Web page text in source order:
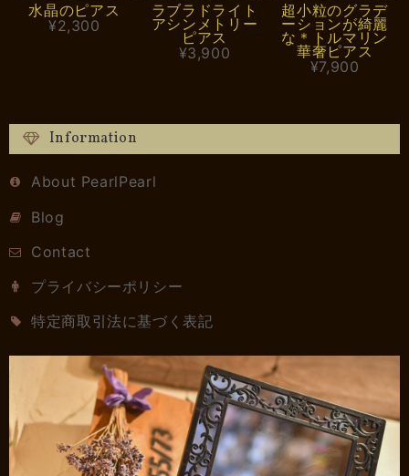
水晶のピアス
¥2,300
ラブラドライト
アシンメトリー
ピアス
¥3,900
超小粒のグラデ
ーションが綺麗
な＊トルマリン
華奢ピアス
¥7,900
Information
About PearlPearl
Blog
Contact
プライバシーポリシー
特定商取引法に基づく表記